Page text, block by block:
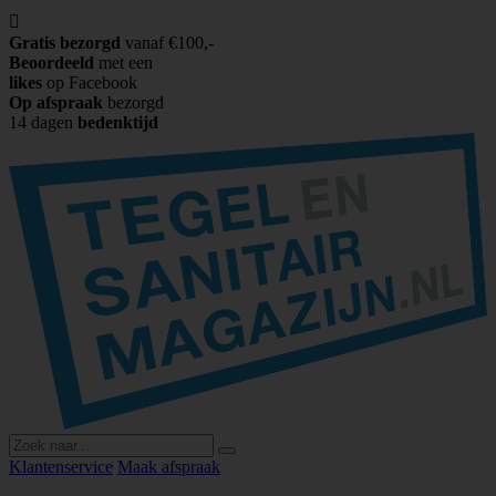

Gratis bezorgd vanaf €100,-
Beoordeeld met een
likes op Facebook
Op afspraak bezorgd
14 dagen bedenktijd
Klantenservice Maak afspraak